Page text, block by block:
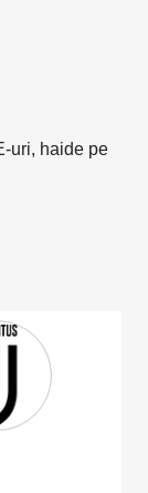
uri, haide pe